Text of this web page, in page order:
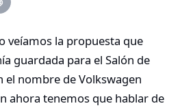
veíamos la propuesta que
guardada para el Salón de
el nombre de Volkswagen
ahora tenemos que hablar de